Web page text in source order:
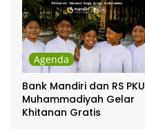
Agenda
Bank Mandiri dan RS PKU
Muhammadiyah Gelar
Khitanan Gratis